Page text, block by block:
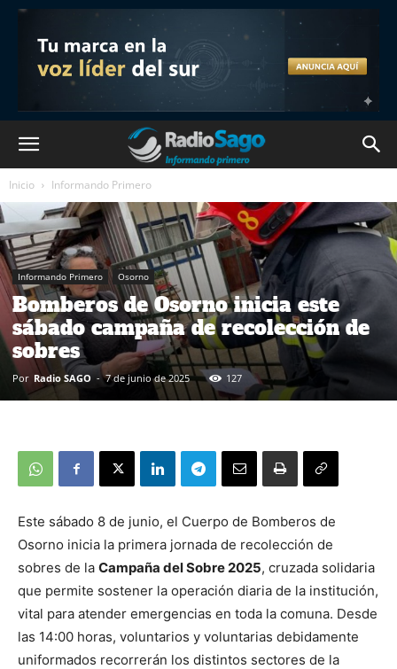
Inicio Informando Primero
Informando Primero Osorno
Bomberos de Osorno inicia este
sábado campaña de recolección de
sobres
Por Radio SAGO - 7 de junio de 2025 127
Este sábado 8 de junio, el Cuerpo de Bomberos de
Osorno inicia la primera jornada de recolección de
sobres de la Campaña del Sobre 2025, cruzada solidaria
que permite sostener la operación diaria de la institución,
vital para atender emergencias en toda la comuna. Desde
las 14:00 horas, voluntarios y voluntarias debidamente
uniformados recorrerán los distintos sectores de la